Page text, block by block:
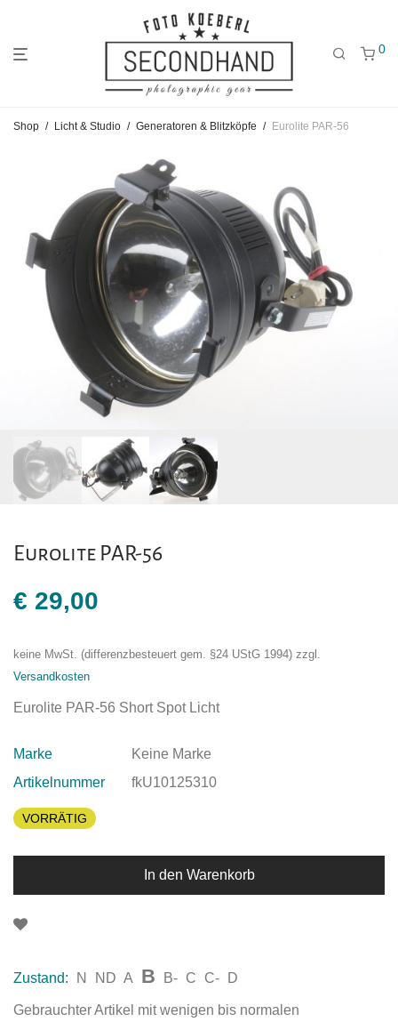
Hauptmenü
Kategorien
0
Shop / Licht & Studio / Generatoren & Blitzköpfe / Eurolite PAR-56
Eurolite PAR-56
€ 29,00
keine MwSt. (differenzbesteuert gem. §24 UStG 1994) zzgl.
Versandkosten
Eurolite PAR-56 Short Spot Licht
Marke
Keine Marke
Artikelnummer
fkU10125310
VORRÄTIG
In den Warenkorb
Zustand: N ND A B B- C C- D
Gebrauchter Artikel mit wenigen bis normalen